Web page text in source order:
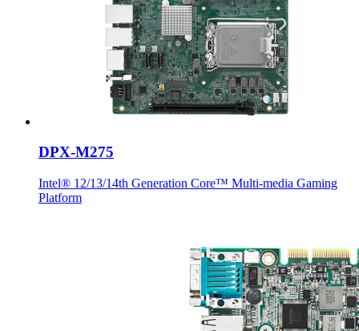
DPX-M275
Intel® 12/13/14th Generation Core™ Multi-media Gaming
Platform